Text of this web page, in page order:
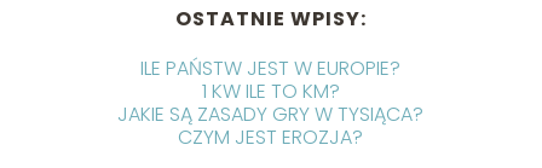
OSTATNIE WPISY:
ILE PAŃSTW JEST W EUROPIE?
1 KW ILE TO KM?
JAKIE SĄ ZASADY GRY W TYSIĄCA?
CZYM JEST EROZJA?